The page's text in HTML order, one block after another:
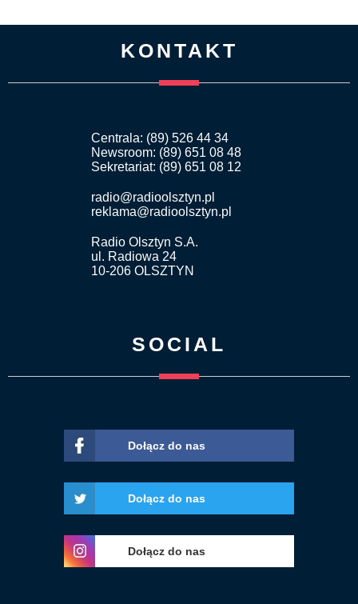
KONTAKT
Centrala: (89) 526 44 34
Newsroom: (89) 651 08 48
Sekretariat: (89) 651 08 12
radio@radioolsztyn.pl
reklama@radioolsztyn.pl
Radio Olsztyn S.A.
ul. Radiowa 24
10-206 OLSZTYN
SOCIAL
Dołącz do nas
Dołącz do nas
Dołącz do nas